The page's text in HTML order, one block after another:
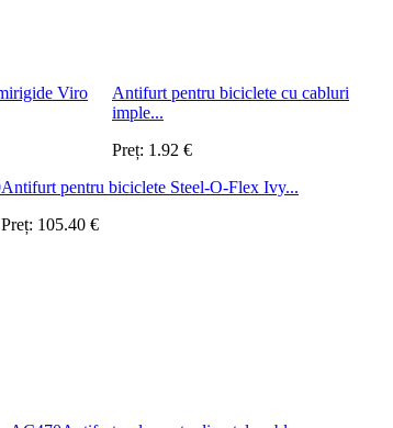
Antifurt pentru biciclete cu cabluri
imple...
Preț: 1.92 €
Antifurt pentru biciclete Steel-O-Flex Ivy...
Preț: 105.40 €